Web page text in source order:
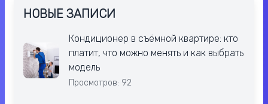
НОВЫЕ ЗАПИСИ
Кондиционер в съёмной квартире: кто
платит, что можно менять и как выбрать
модель
Просмотров: 92